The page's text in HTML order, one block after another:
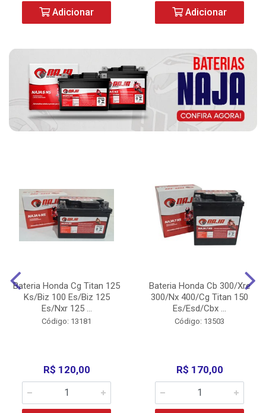
Adicionar Adicionar
Bateria Honda Cg Titan 125
Ks/Biz 100 Es/Biz 125
Es/Nxr 125 ...
Código: 13181
R$ 120,00
Bateria Honda Cb 300/Xre
300/Nx 400/Cg Titan 150
Es/Esd/Cbx ...
Código: 13503
R$ 170,00